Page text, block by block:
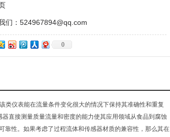
们：524967894@qq.com
0
仪表能在流量条件变化很大的情况下保持其准确性和重复
直接测量质量流量和密度的能力使其应用领域从食品到腐蚀
性。如果考虑了过程流体和传感器材质的兼容性，那么其在